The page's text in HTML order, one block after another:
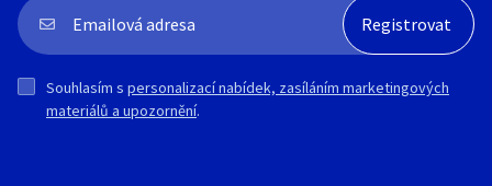
Souhlasím s personalizací nabídek, zasíláním marketingových
materiálů a upozornění.